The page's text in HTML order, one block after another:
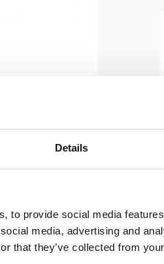
Details
to provide social media
media, advertising and
that they’ve collected from